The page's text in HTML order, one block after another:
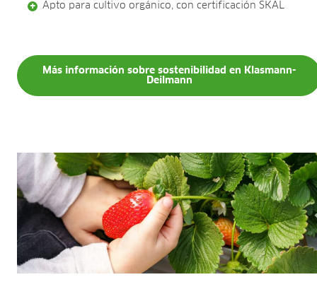
Apto para cultivo orgánico, con certificación SKAL
Más información sobre sostenibilidad en Klasmann-
Deilmann